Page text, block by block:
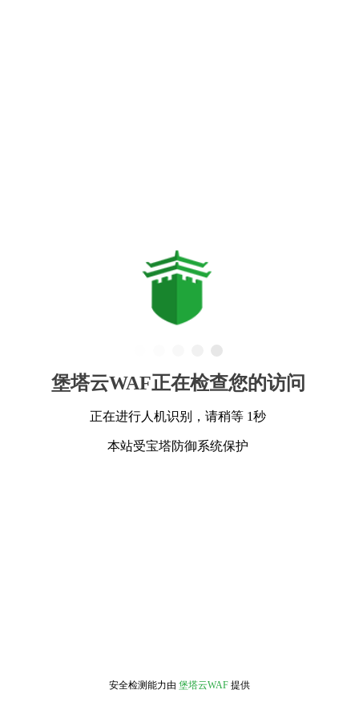
堡塔云WAF正在检查您的访问
正在进行人机识别，请稍等 1秒
本站受宝塔防御系统保护
安全检测能力由 堡塔云WAF 提供